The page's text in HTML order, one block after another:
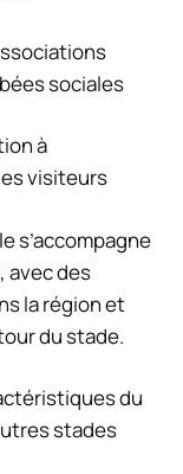
sociales
à
visiteurs
s’accompagne
avec des
la région et
du stade.
du
stades